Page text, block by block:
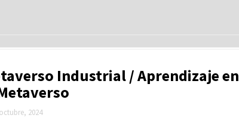
Industrial / Aprendizaje en
2024